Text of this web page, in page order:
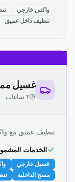
واكس خارجي
تنظيف داخل عميق
غسيل
٣ ساعات
تنظيف عميق مع
الخدمات
غسيل خارجي
مسح الداخلية